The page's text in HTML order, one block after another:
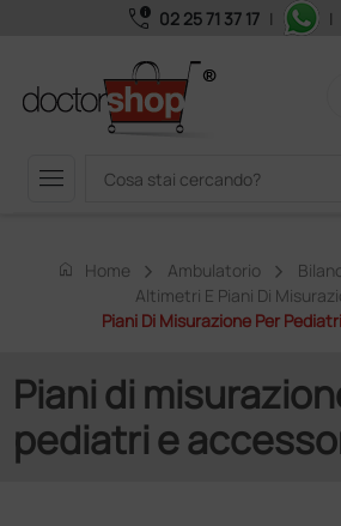
call_quality 02 25 71 37 17 | |
menu
home Home Ambulatorio
Altimetri E Piani Di
Piani Di Misurazione Per
Piani di
pediatri e